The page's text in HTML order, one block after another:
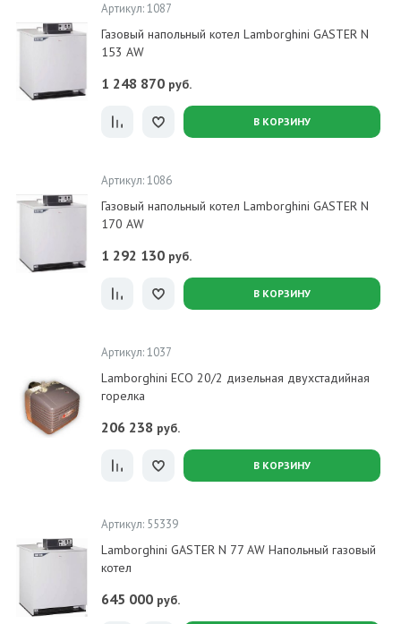
Артикул: 1087
Газовый напольный котел Lamborghini GASTER N
153 AW
1 248 870 руб.
В КОРЗИНУ
Артикул: 1086
Газовый напольный котел Lamborghini GASTER N
170 AW
1 292 130 руб.
В КОРЗИНУ
Артикул: 1037
Lamborghini ECO 20/2 дизельная двухстадийная
горелка
206 238 руб.
В КОРЗИНУ
Артикул: 55339
Lamborghini GASTER N 77 AW Напольный газовый
котел
645 000 руб.